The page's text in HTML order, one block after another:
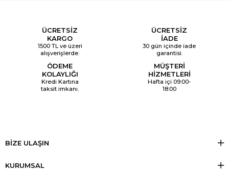
ÜCRETSİZ
KARGO
1500 TL ve üzeri
alışverişlerde.
ÜCRETSİZ
İADE
30 gün içinde iade
garantisi.
ÖDEME
KOLAYLIĞI
Kredi Kartına
taksit imkanı.
MÜŞTERİ
HİZMETLERİ
Hafta içi 09:00-
18:00
BİZE ULAŞIN
KURUMSAL